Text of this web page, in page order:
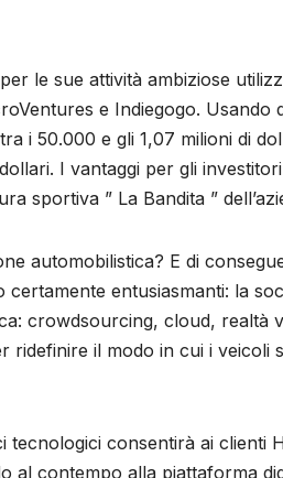
le sue attività ambiziose
e Indiegogo. Usando
i 50.000 e gli 1,07 milioni di
I vantaggi per gli
sportiva ” La Bandita ”
automobilistica? E di
certamente entusiasmanti: la
crowdsourcing, cloud, realtà
ridefinire il modo in cui i veicoli
consentirà ai clienti
contempo alla piattaforma